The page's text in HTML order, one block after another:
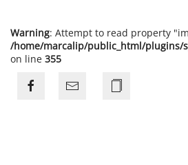
Warning: Attempt to read property
/home/marcalip/public_html/plugins/
on line 355